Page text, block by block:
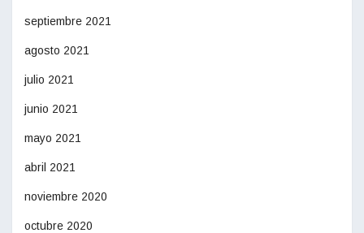
septiembre 2021
agosto 2021
julio 2021
junio 2021
mayo 2021
abril 2021
noviembre 2020
octubre 2020